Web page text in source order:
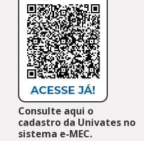
Consulte aqui o
cadastro da Univates no
sistema e-MEC.